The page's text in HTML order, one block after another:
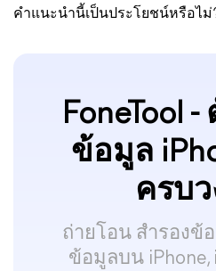
คำแนะนำนี้เป็นประโยชน์หรือไม่
FoneTool
ข้อมูล
ครบว
ถ่ายโอน สำรองข้
ข้อมูลบน iPhone,